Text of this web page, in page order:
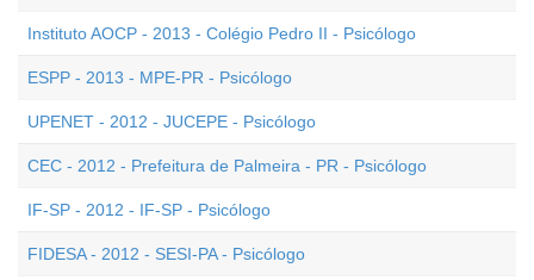
Instituto AOCP - 2013 - Colégio Pedro II - Psicólogo
ESPP - 2013 - MPE-PR - Psicólogo
UPENET - 2012 - JUCEPE - Psicólogo
CEC - 2012 - Prefeitura de Palmeira - PR - Psicólogo
IF-SP - 2012 - IF-SP - Psicólogo
FIDESA - 2012 - SESI-PA - Psicólogo